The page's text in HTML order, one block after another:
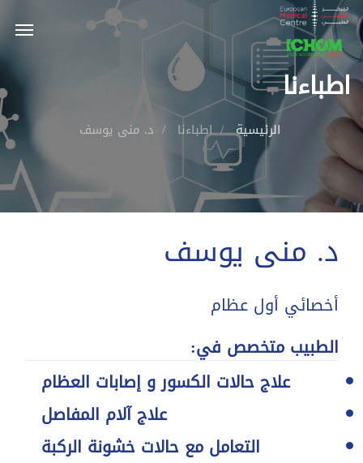
اطباءنا
الرئيسية اطباءنا د. منى يوسف
د. منى يوسف
أخصائي أول عظام
الطبيب متخصص في:
علاج حالات الكسور و إصابات العظام
علاج آلام المفاصل
التعامل مع حالات خشونة الركبة